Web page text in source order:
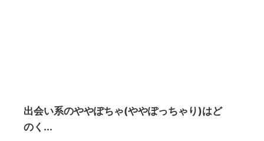
出会い系のややぽちゃ(ややぽっちゃり)はど
のく...